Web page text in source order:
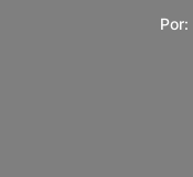
Por: